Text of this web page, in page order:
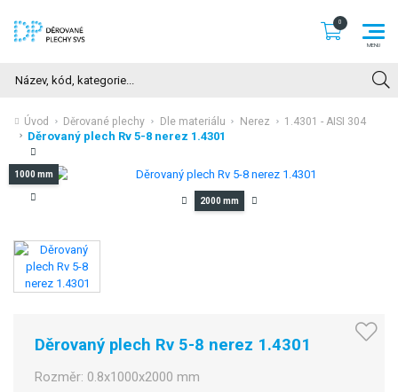
Úvod Děrované plechy Dle materiálu Nerez 1.4301 - AISI 304
Děrovaný plech Rv 5-8 nerez 1.4301
1000 mm
2000 mm
Děrovaný plech Rv 5-8 nerez 1.4301
Rozměr: 0.8x1000x2000 mm